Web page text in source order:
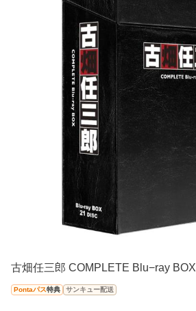
古畑任三郎 COMPLETE Blu−ray BOX
Pontaパス特典 サンキュー配送